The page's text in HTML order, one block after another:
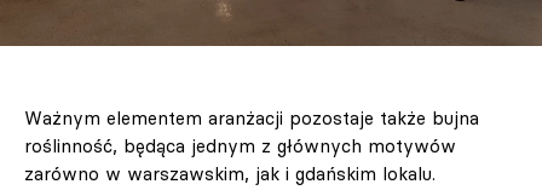
Ważnym elementem aranżacji pozostaje także bujna
roślinność, będąca jednym z głównych motywów
zarówno w warszawskim, jak i gdańskim lokalu.